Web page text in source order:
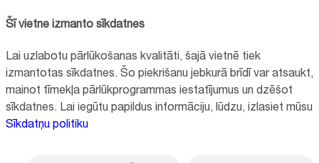
Reg.No:40008057120
+371 67064475
Contacts
Šī vietne izmanto sīkdatnes
Lai uzlabotu pārlūkošanas kvalitāti, šajā vietnē tiek
izmantotas sīkdatnes. Šo piekrišanu jebkurā brīdī var atsaukt,
mainot tīmekļa pārlūkprogrammas iestatījumus un dzēšot
sīkdatnes. Lai iegūtu papildus informāciju, lūdzu, izlasiet mūsu
Sīkdatņu politiku